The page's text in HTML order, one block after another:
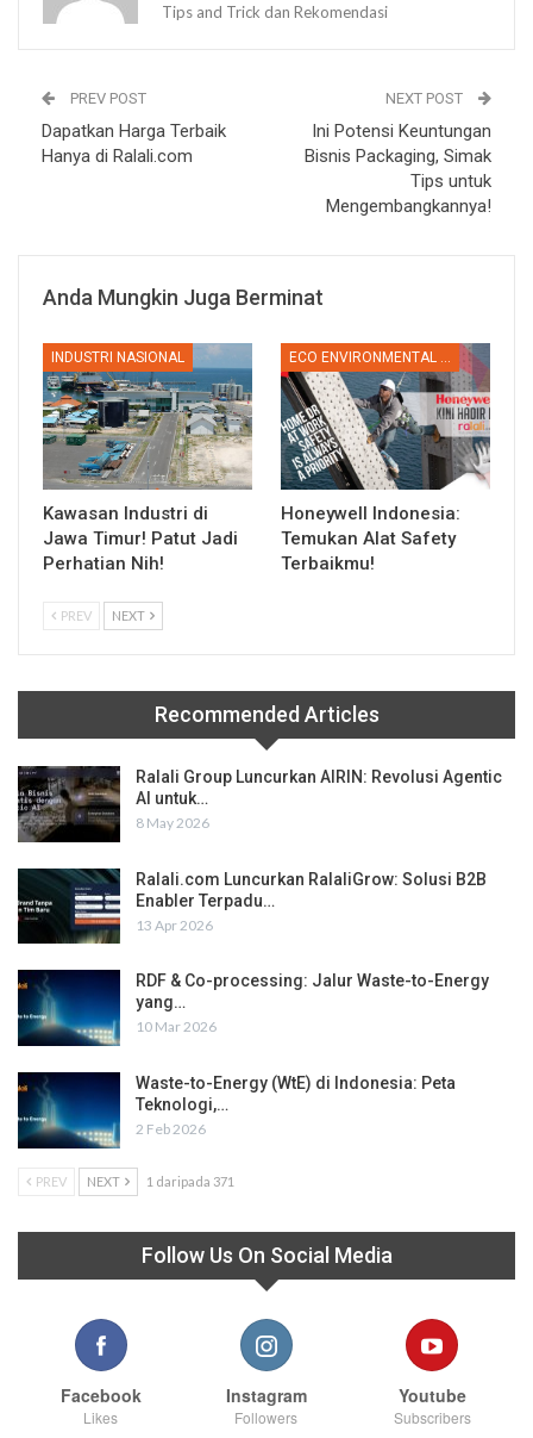
Tips and Trick dan Rekomendasi
PREV POST
Dapatkan Harga Terbaik
Hanya di Ralali.com
NEXT POST
Ini Potensi Keuntungan
Bisnis Packaging, Simak
Tips untuk
Mengembangkannya!
Anda Mungkin Juga Berminat
INDUSTRI NASIONAL
Kawasan Industri di
Jawa Timur! Patut Jadi
Perhatian Nih!
ECO ENVIRONMENTAL & GREEN INDUSTRY
Honeywell Indonesia:
Temukan Alat Safety
Terbaikmu!
PREV NEXT
Recommended Articles
Ralali Group Luncurkan AIRIN: Revolusi Agentic
AI untuk…
8 May 2026
Ralali.com Luncurkan RalaliGrow: Solusi B2B
Enabler Terpadu…
13 Apr 2026
RDF & Co-processing: Jalur Waste-to-Energy
yang…
10 Mar 2026
Waste-to-Energy (WtE) di Indonesia: Peta
Teknologi,…
2 Feb 2026
PREV NEXT 1 daripada 371
Follow Us On Social Media
Facebook
Likes
Instagram
Followers
Youtube
Subscribers